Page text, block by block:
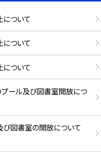
について
について
について
プール及び図書室開放につ
び図書室の開放について